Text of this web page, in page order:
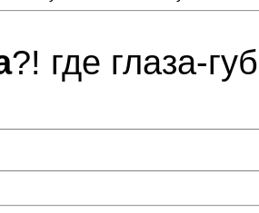
?! где глаза-